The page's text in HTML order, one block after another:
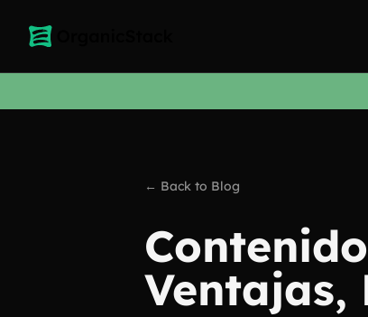
← Back to Blog
Ventajas,